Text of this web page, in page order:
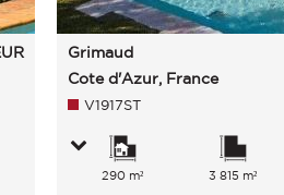
Grimaud
Cote d'Azur, France
V1917ST
290 m² 3 815 m²